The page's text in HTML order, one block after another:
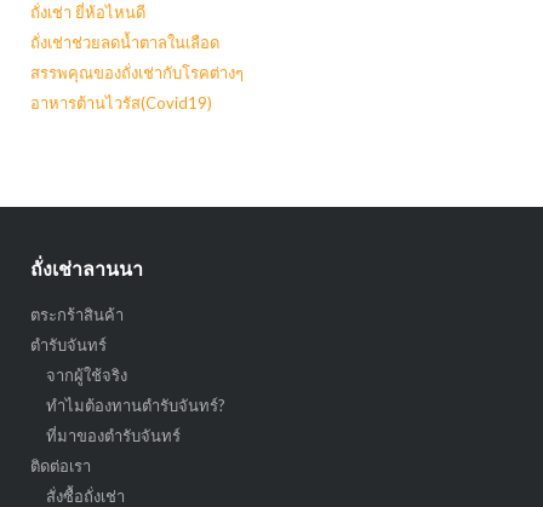
ถั่งเช่า ยี่ห้อไหนดี
ถั่งเช่าช่วยลดน้ำตาลในเลือด
สรรพคุณของถั่งเช่ากับโรคต่างๆ
อาหารต้านไวรัส(Covid19)
ถั่งเช่าลานนา
ตระกร้าสินค้า
ตำรับจันทร์
จากผู้ใช้จริง
ทำไมต้องทานตำรับจันทร์?
ที่มาของตำรับจันทร์
ติดต่อเรา
สั่งซื้อถั่งเช่า